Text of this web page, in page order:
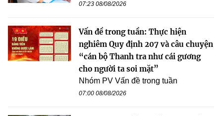
07:23 08/08/2026
Vấn đề trong tuần: Thực hiện
nghiêm Quy định 207 và câu chuyện
“cán bộ Thanh tra như cái gương
cho người ta soi mặt”
Nhóm PV Vấn đề trong tuần
07:00 08/08/2026